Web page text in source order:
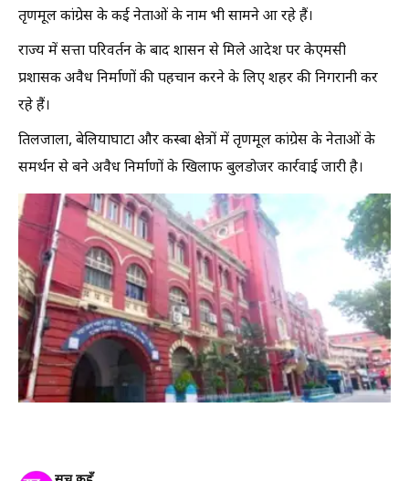
तृणमूल कांग्रेस के कई नेताओं के नाम भी सामने आ रहे हैं।
राज्य में सत्ता परिवर्तन के बाद शासन से मिले आदेश पर केएमसी
प्रशासक अवैध निर्माणों की पहचान करने के लिए शहर की निगरानी कर
रहे हैं।
तिलजाला, बेलियाघाटा और कस्बा क्षेत्रों में तृणमूल कांग्रेस के नेताओं के
समर्थन से बने अवैध निर्माणों के खिलाफ बुलडोजर कार्रवाई जारी है।